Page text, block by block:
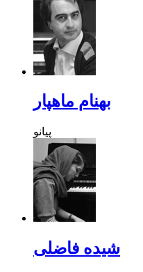
بهنام ماهپار
پیانو
شیده فاضلی